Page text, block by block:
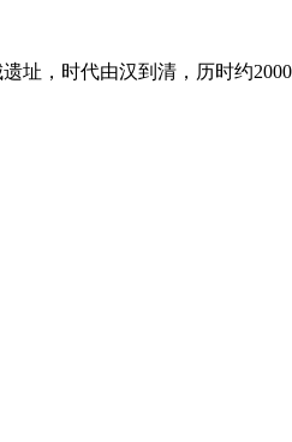
址，时代由汉到清，历时约